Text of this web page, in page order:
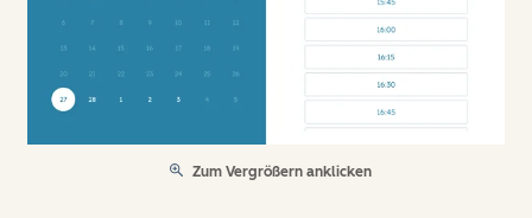
Zum Vergrößern anklicken